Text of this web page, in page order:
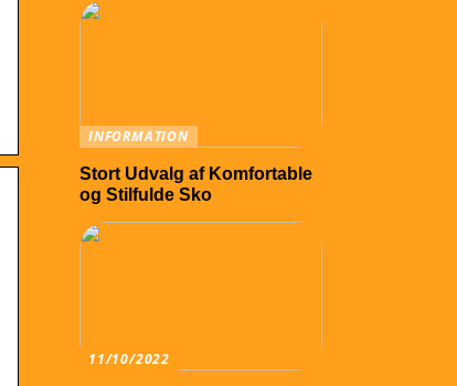
INFORMATION
Stort Udvalg af Komfortable
og Stilfulde Sko
11/10/2022